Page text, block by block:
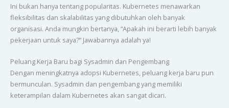
Ini bukan hanya tentang popularitas. Kubernetes menawarkan
fleksibilitas dan skalabilitas yang dibutuhkan oleh banyak
organisasi. Anda mungkin bertanya, “Apakah ini berarti lebih banyak
pekerjaan untuk saya?” Jawabannya adalah ya!
Peluang Kerja Baru bagi Sysadmin dan Pengembang
Dengan meningkatnya adopsi Kubernetes, peluang kerja baru pun
bermunculan. Sysadmin dan pengembang yang memiliki
keterampilan dalam Kubernetes akan sangat dicari.